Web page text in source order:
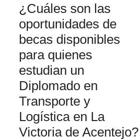
¿Cuáles son las
oportunidades de
becas disponibles
para quienes
estudian un
Diplomado en
Transporte y
Logística en La
Victoria de Acentejo?